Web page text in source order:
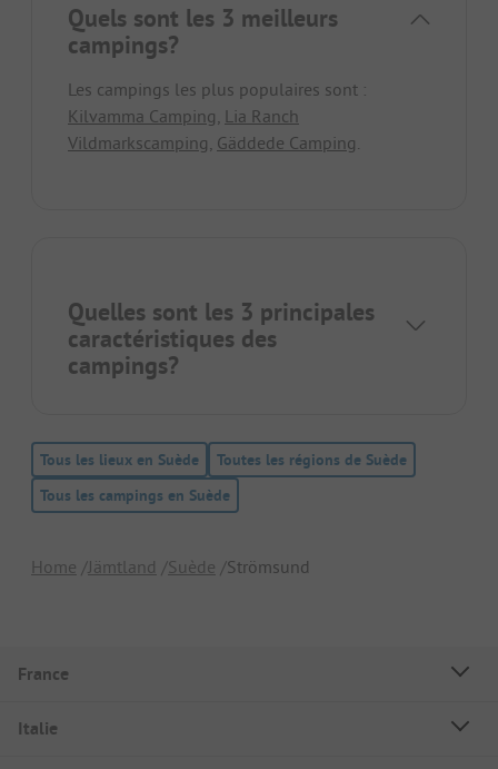
Quels sont les 3 meilleurs
campings?
Les campings les plus populaires sont :
Kilvamma Camping Lia Ranch
Vildmarkscamping Gäddede Camping
Quelles sont les 3 principales
caractéristiques des
campings?
Tous les lieux en Suède
Toutes les régions de Suède
Tous les campings en Suède
Home Jämtland Suède Strömsund
France
Italie